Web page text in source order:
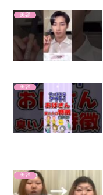
美容
美容
美容